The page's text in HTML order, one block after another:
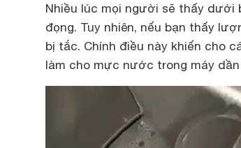
Nhiều lúc mọi người sẽ thấy
đọng. Tuy nhiên, nếu bạn thấy
bị tắc. Chính điều này khiến cho
làm cho mực nước trong máy